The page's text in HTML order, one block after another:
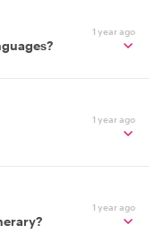
1 year ago
1 year ago
1 year ago